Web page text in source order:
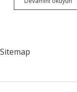
Sitemap